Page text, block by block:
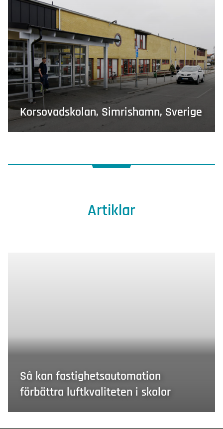
Korsovadskolan, Simrishamn, Sverige
Artiklar
Så kan fastighetsautomation
förbättra luftkvaliteten i skolor